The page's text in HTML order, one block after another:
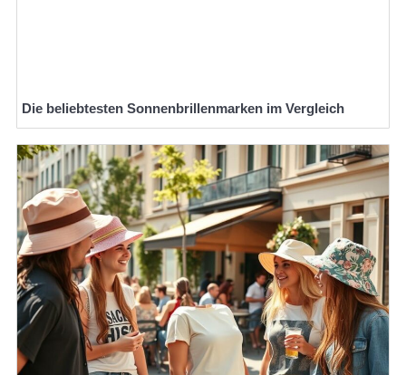
Die beliebtesten Sonnenbrillenmarken im Vergleich